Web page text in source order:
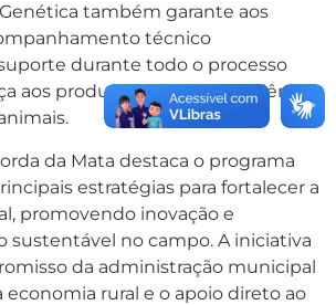
também garante aos
técnico
durante todo o processo
aos produtores e maior eficiência
da Mata destaca o programa
estratégias para fortalecer a
promovendo inovação e
sustentável no campo. A iniciativa
da administração municipal
rural e o apoio direto ao